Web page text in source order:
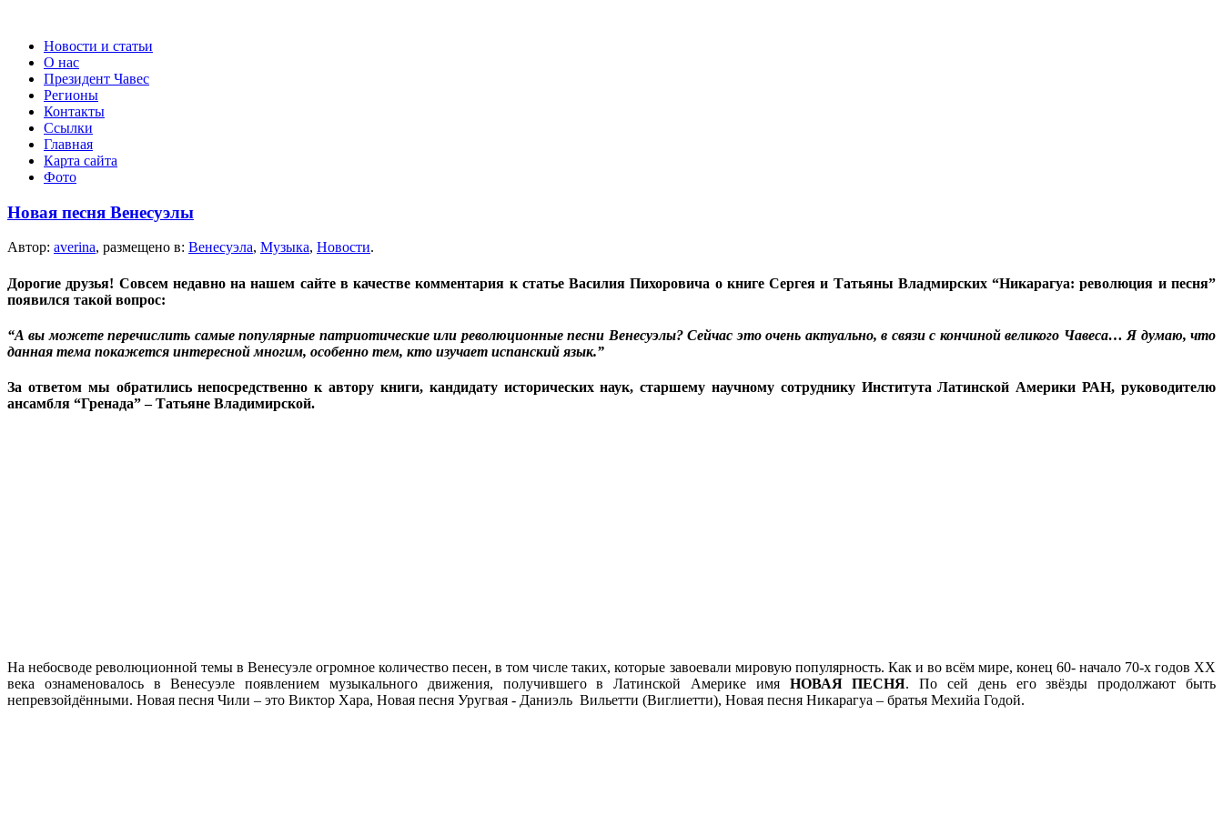
Новости и статьи
О нас
Президент Чавес
Регионы
Контакты
Ссылки
Главная
Карта сайта
Фото
Новая песня Венесуэлы
Автор: averina, размещено в: Венесуэла, Музыка, Новости.
Дорогие друзья! Совсем недавно на нашем сайте в качестве комментария к статье Василия Пихоровича о книге Сергея и Татьяны Владмирских “Никарагуа: революция и песня”
появился такой вопрос:
“А вы можете перечислить самые популярные патриотические или революционные песни Венесуэлы? Сейчас это очень актуально, в связи с кончиной великого Чавеса… Я думаю, что
данная тема покажется интересной многим, особенно тем, кто изучает испанский язык.”
За ответом мы обратились непосредственно к автору книги, кандидату исторических наук, старшему научному сотруднику Института Латинской Америки РАН, руководителю
ансамбля “Гренада” – Татьяне Владимирской.
На небосводе революционной темы в Венесуэле огромное количество песен, в том числе таких, которые завоевали мировую популярность. Как и во всём мире, конец 60- начало 70-х годов ХХ
века ознаменовалось в Венесуэле появлением музыкального движения, получившего в Латинской Америке имя НОВАЯ ПЕСНЯ. По сей день его звёзды продолжают быть
непревзойдёнными. Новая песня Чили – это Виктор Хара, Новая песня Уругвая - Даниэль Вильетти (Виглиетти), Новая песня Никарагуа – братья Мехийа Годой.